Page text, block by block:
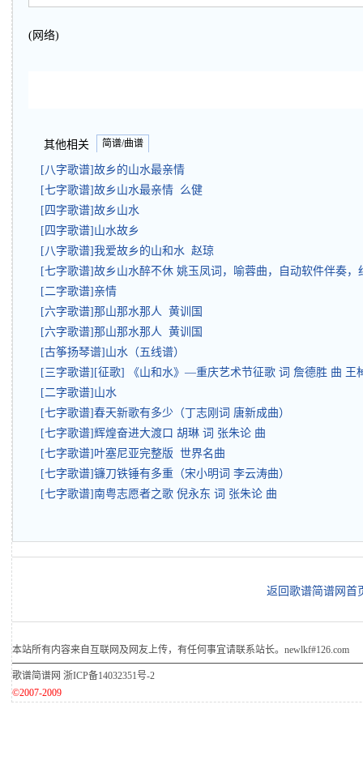
(网络)
其他相关 简谱/曲谱
[八字歌谱]故乡的山水最亲情
[七字歌谱]故乡山水最亲情 么健
[四字歌谱]故乡山水
[四字歌谱]山水故乡
[八字歌谱]我爱故乡的山和水 赵琼
[七字歌谱]故乡山水醉不休 姚玉凤词，喻蓉曲，自动软件伴奏
[二字歌谱]亲情
[六字歌谱]那山那水那人 黄训国
[六字歌谱]那山那水那人 黄训国
[古筝扬琴谱]山水（五线谱）
[三字歌谱][征歌] 《山和水》—重庆艺术节征歌 词 詹德胜 曲
[二字歌谱]山水
[七字歌谱]春天新歌有多少（丁志刚词 唐新成曲）
[七字歌谱]辉煌奋进大渡口 胡琳 词 张朱论 曲
[七字歌谱]叶塞尼亚完整版 世界名曲
[七字歌谱]镰刀铁锤有多重（宋小明词 李云涛曲）
[七字歌谱]南粤志愿者之歌 倪永东 词 张朱论 曲
返回歌谱简谱网首
本站所有内容来自互联网及网友上传，有任何事宜请联系站长。newlkf#126.com
歌谱简谱网 浙ICP备14032351号-2
©2007-2009